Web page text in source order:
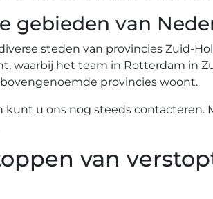
gebieden van
steden van provincies Zuid-
waarbij het team in Rotterdam in
provincies woont.
u ons nog steeds contacteren.
van